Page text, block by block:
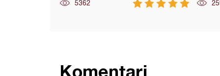
5362
Komentari